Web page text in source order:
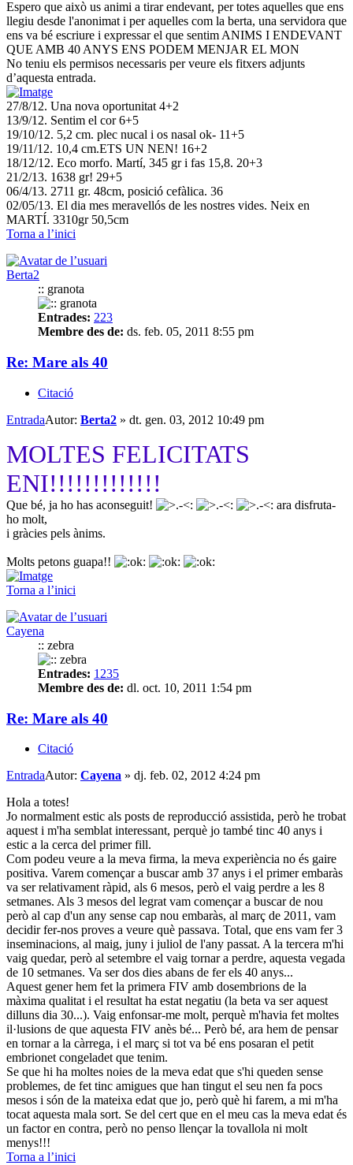
Espero que això us animi a tirar endevant, per totes aquelles que ens
llegiu desde l'anonimat i per aquelles com la berta, una servidora que
ens va bé escriure i expressar el que sentim ANIMS I ENDEVANT
QUE AMB 40 ANYS ENS PODEM MENJAR EL MON
No teniu els permisos necessaris per veure els fitxers adjunts
d’aquesta entrada.
27/8/12. Una nova oportunitat 4+2
13/9/12. Sentim el cor 6+5
19/10/12. 5,2 cm. plec nucal i os nasal ok- 11+5
19/11/12. 10,4 cm.ETS UN NEN! 16+2
18/12/12. Eco morfo. Martí, 345 gr i fas 15,8. 20+3
21/2/13. 1638 gr! 29+5
06/4/13. 2711 gr. 48cm, posició cefàlica. 36
02/05/13. El dia mes meravellós de les nostres vides. Neix en
MARTÍ. 3310gr 50,5cm
Torna a l’inici
Berta2
:: granota
Entrades: 223
Membre des de: ds. feb. 05, 2011 8:55 pm
Re: Mare als 40
Citació
EntradaAutor: Berta2 » dt. gen. 03, 2012 10:49 pm
MOLTES FELICITATS
ENI!!!!!!!!!!!!!
Que bé, ja ho has aconseguit!
ara disfruta-
ho molt,
i gràcies pels ànims.
Molts petons guapa!!
Torna a l’inici
Cayena
:: zebra
Entrades: 1235
Membre des de: dl. oct. 10, 2011 1:54 pm
Re: Mare als 40
Citació
EntradaAutor: Cayena » dj. feb. 02, 2012 4:24 pm
Hola a totes!
Jo normalment estic als posts de reproducció assistida, però he trobat
aquest i m'ha semblat interessant, perquè jo també tinc 40 anys i
estic a la cerca del primer fill.
Com podeu veure a la meva firma, la meva experiència no és gaire
positiva. Varem començar a buscar amb 37 anys i el primer embaràs
va ser relativament ràpid, als 6 mesos, però el vaig perdre a les 8
setmanes. Als 3 mesos del legrat vam començar a buscar de nou
però al cap d'un any sense cap nou embaràs, al març de 2011, vam
decidir fer-nos proves a veure què passava. Total, que ens vam fer 3
inseminacions, al maig, juny i juliol de l'any passat. A la tercera m'hi
vaig quedar, però al setembre el vaig tornar a perdre, aquesta vegada
de 10 setmanes. Va ser dos dies abans de fer els 40 anys...
Aquest gener hem fet la primera FIV amb dosembrions de la
màxima qualitat i el resultat ha estat negatiu (la beta va ser aquest
dilluns dia 30...). Vaig enfonsar-me molt, perquè m'havia fet moltes
il·lusions de que aquesta FIV anès bé... Però bé, ara hem de pensar
en tornar a la càrrega, i el març si tot va bé ens posaran el petit
embrionet congeladet que tenim.
Se que hi ha moltes noies de la meva edat que s'hi queden sense
problemes, de fet tinc amigues que han tingut el seu nen fa pocs
mesos i són de la mateixa edat que jo, però què hi farem, a mi m'ha
tocat aquesta mala sort. Se del cert que en el meu cas la meva edat és
un factor en contra, però no penso llençar la tovallola ni molt
menys!!!
Torna a l’inici